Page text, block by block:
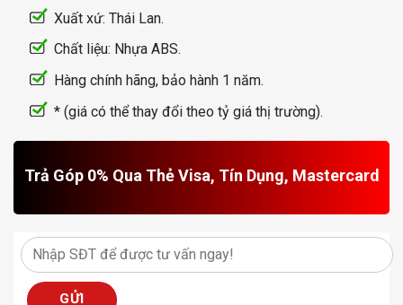
Xuất xứ: Thái Lan.
Chất liệu: Nhựa ABS.
Hàng chính hãng, bảo hành 1 năm.
* (giá có thể thay đổi theo tỷ giá thị trường).
Trả Góp 0% Qua Thẻ Visa, Tín Dụng, Mastercard